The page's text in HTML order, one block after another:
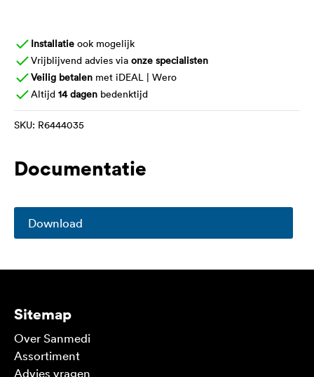
Installatie ook mogelijk
Vrijblijvend advies via onze specialisten
Veilig betalen met iDEAL | Wero
Altijd 14 dagen bedenktijd
SKU: R6444035
Documentatie
Download
Sitemap
Over Sanmedi
Assortiment
Advies vragen